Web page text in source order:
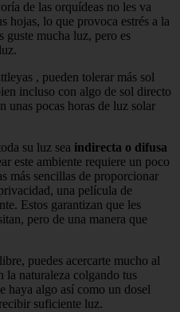
de las orquídeas no les va
hojas, lo que provoca estrés a la
guste mucha luz, pero es
, pueden tolerar más sol
incluso con algo de sol directo
unas pocas horas de luz solar
su luz sea indirecta o difusa
este ambiente requiere un poco
más sencillas de proporcionar
una película de
Estos garantizan que les
pero de una manera que
puedes acercarte mucho al
la naturaleza colgando tus
haya algo así como un dosel
suficiente luz.